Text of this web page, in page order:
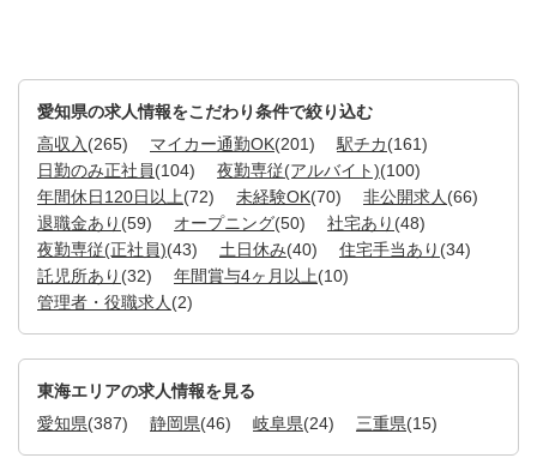
愛知県の求人情報をこだわり条件で絞り込む
高収入 (265) マイカー通勤OK(201) 駅チカ(161)
日勤のみ正社員(104) 夜勤専従(アルバイト)(100)
年間休日120日以上(72) 未経験OK(70) 非公開求人 (66)
退職金あり (59) オープニング(50) 社宅あり (48)
夜勤専従(正社員)(43) 土日休み(40) 住宅手当あり (34)
託児所あり (32) 年間賞与4ヶ月以上(10)
管理者・役職求人 (2)
東海エリアの求人情報を見る
愛知県(387) 静岡県(46) 岐阜県(24) 三重県(15)